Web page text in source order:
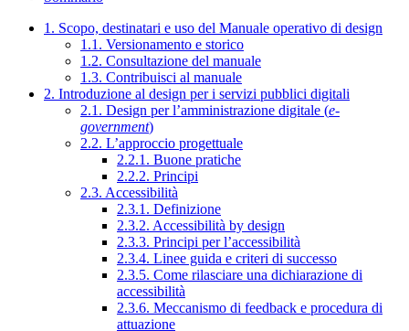
1. Scopo, destinatari e uso del Manuale operativo di design
1.1. Versionamento e storico
1.2. Consultazione del manuale
1.3. Contribuisci al manuale
2. Introduzione al design per i servizi pubblici digitali
2.1. Design per l’amministrazione digitale (e-
government)
2.2. L’approccio progettuale
2.2.1. Buone pratiche
2.2.2. Principi
2.3. Accessibilità
2.3.1. Definizione
2.3.2. Accessibilità by design
2.3.3. Principi per l’accessibilità
2.3.4. Linee guida e criteri di successo
2.3.5. Come rilasciare una dichiarazione di
accessibilità
2.3.6. Meccanismo di feedback e procedura di
attuazione